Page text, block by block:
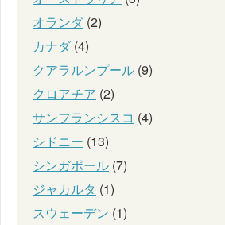
オランダ(2)
カナダ(4)
クアラルンプール (9)
クロアチア (2)
サンフランシスコ (4)
シドニー (13)
シンガポール (7)
ジャカルタ (1)
スウェーデン (1)